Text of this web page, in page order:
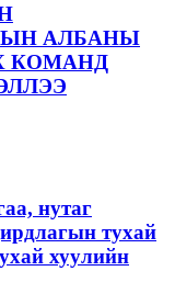
АЛБАНЫ
КОМАНД
нутаг
тухай
хуулийн